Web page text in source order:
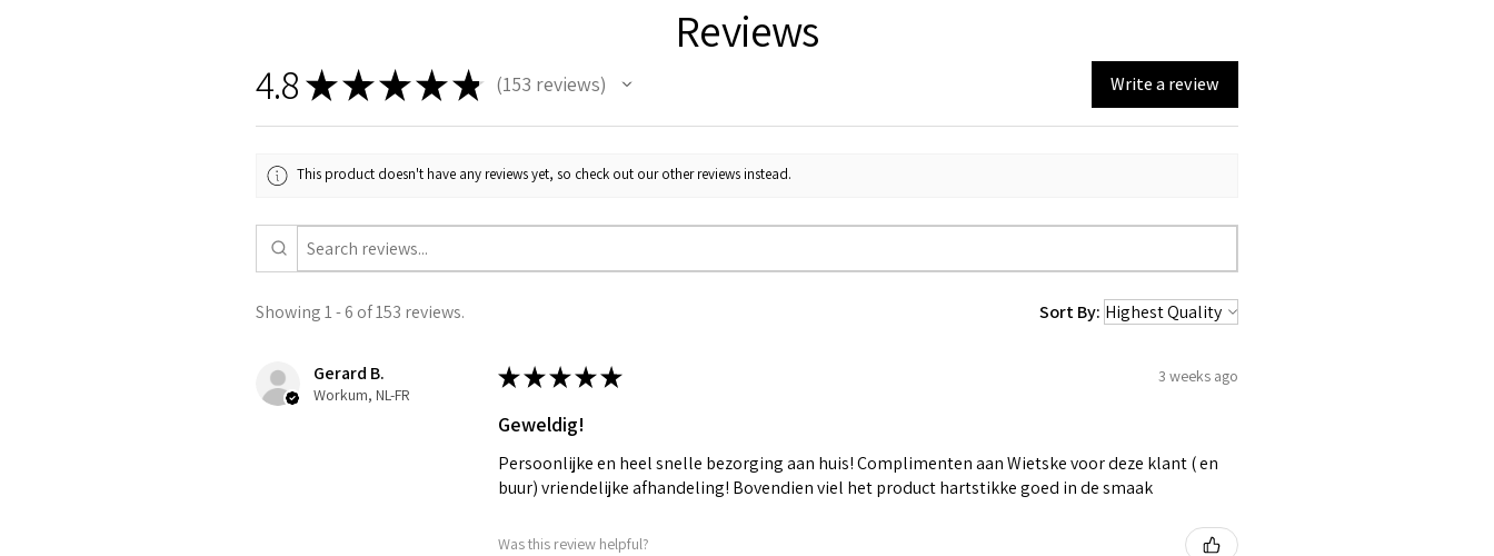
Reviews
4.8★★★★★ 153 reviews
153 Write a review
This product doesn't have any reviews yet, so check out our other reviews instead.
Showing 1 - 6 of 153 reviews. Sort By:
Gerard B.
Workum, NL-FR
★★★★★ 3 weeks ago
Geweldig!
Persoonlijke en heel snelle bezorging aan huis! Complimenten aan Wietske voor deze klant ( en
buur) vriendelijke afhandeling! Bovendien viel het product hartstikke goed in de smaak
Was this review helpful?